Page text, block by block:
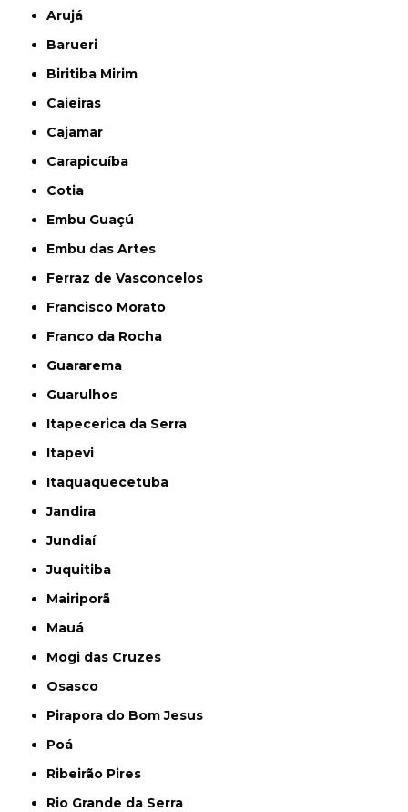
Arujá
Barueri
Biritiba Mirim
Caieiras
Cajamar
Carapicuíba
Cotia
Embu Guaçú
Embu das Artes
Ferraz de Vasconcelos
Francisco Morato
Franco da Rocha
Guararema
Guarulhos
Itapecerica da Serra
Itapevi
Itaquaquecetuba
Jandira
Jundiaí
Juquitiba
Mairiporã
Mauá
Mogi das Cruzes
Osasco
Pirapora do Bom Jesus
Poá
Ribeirão Pires
Rio Grande da Serra